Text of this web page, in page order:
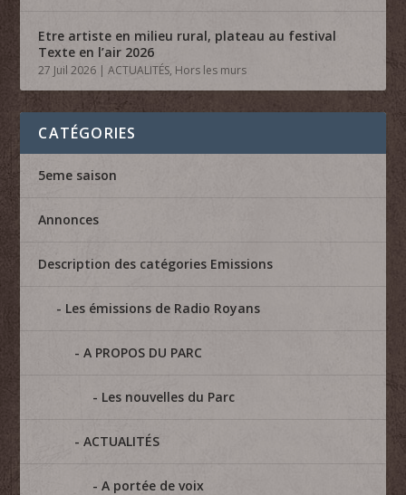
Etre artiste en milieu rural, plateau au festival
Texte en l’air 2026
27 Juil 2026 |ACTUALITÉS, Hors les murs
CATÉGORIES
5eme saison
Annonces
Description des catégories Emissions
Les émissions de Radio Royans
A PROPOS DU PARC
Les nouvelles du Parc
ACTUALITÉS
A portée de voix